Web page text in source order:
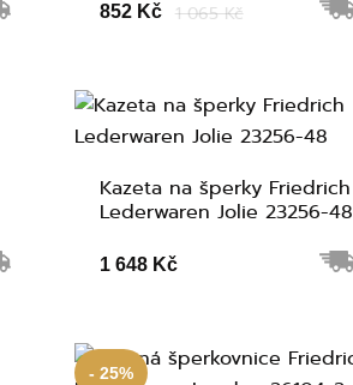
852 Kč 1 065 Kč
Kazeta na šperky Friedrich
Lederwaren Jolie 23256-48
1 648 Kč
- 25%